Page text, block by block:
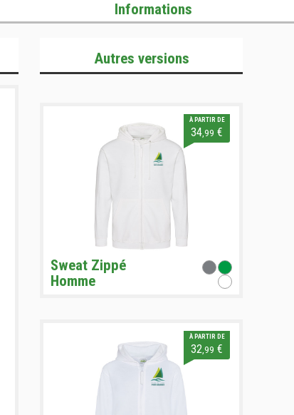
Informations
Autres versions
À PARTIR DE
34 ,99 €
Sweat Zippé
Homme
À PARTIR DE
32 ,99 €